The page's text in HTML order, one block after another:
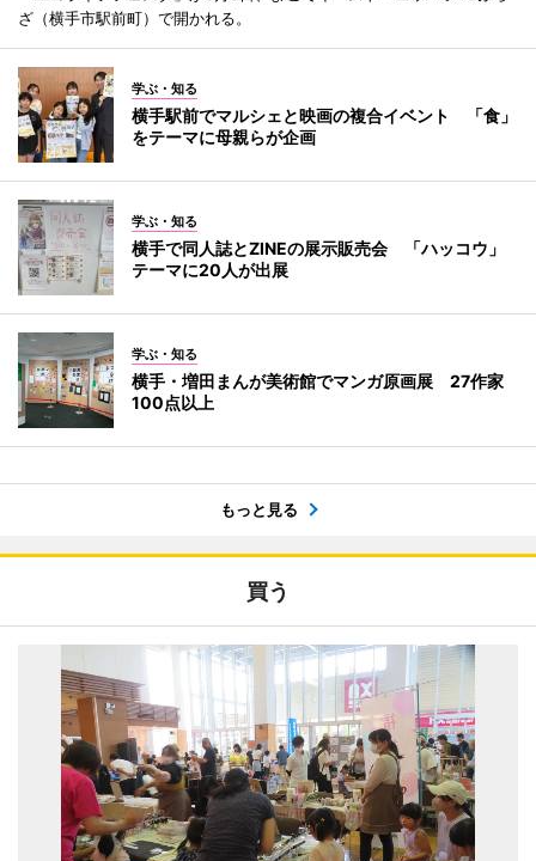
ざ（横手市駅前町）で開かれる。
学ぶ・知る
横手駅前でマルシェと映画の複合イベント 「食」
をテーマに母親らが企画
学ぶ・知る
横手で同人誌とZINEの展示販売会 「ハッコウ」
テーマに20人が出展
学ぶ・知る
横手・増田まんが美術館でマンガ原画展 27作家
100点以上
もっと見る
買う